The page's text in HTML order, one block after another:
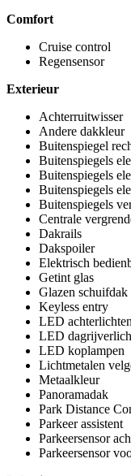
Comfort
Cruise control
Regensensor
Exterieur
Achterruitwisser
Andere dakkleur
Buitenspiegel
Buitenspiegels
Buitenspiegels
Buitenspiegels
Buitenspiegels
Centrale
Dakrails
Dakspoiler
Elektrisch
Getint glas
Glazen schuifdak
Keyless entry
LED achterlichten
LED
LED koplampen
Lichtmetalen
Metaalkleur
Panoramadak
Park Distance
Parkeer assistent
Parkeersensor
Parkeersensor